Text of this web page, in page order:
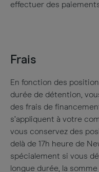
effectuer des
Frais
En fonction des
durée de détention,
des frais de
s’appliquent à votre
vous conservez des
delà de 17h heure de
spécialement si vous
longue durée, la